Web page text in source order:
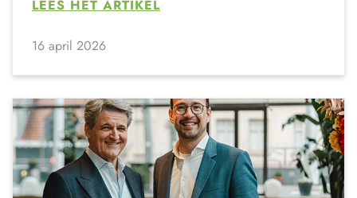
LEES HET ARTIKEL
16 april 2026